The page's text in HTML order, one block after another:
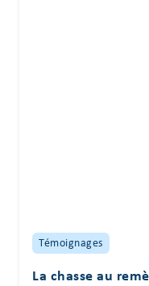
Témoignages
La chasse au